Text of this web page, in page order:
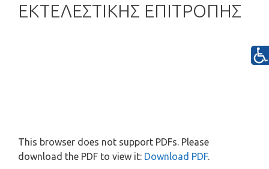
ΕΚΤΕΛΕΣΤΙΚΗΣ ΕΠΙΤΡΟΠΗΣ
This browser does not support PDFs. Please
download the PDF to view it: Download PDF.